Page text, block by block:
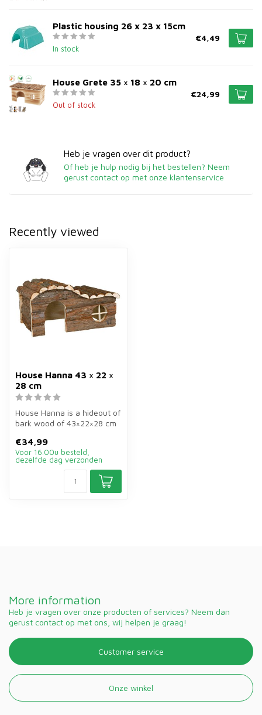
Plastic housing 26 x 23 x 15cm
In stock
€4,49
House Grete 35 × 18 × 20 cm
Out of stock
€24,99
Heb je vragen over dit product?
Of heb je hulp nodig bij het bestellen? Neem
gerust contact op met onze klantenservice
Recently viewed
House Hanna 43 × 22 ×
28 cm
House Hanna is a hideout of
bark wood of 43×22×28 cm
€34,99
Voor 16.00u besteld,
dezelfde dag verzonden
More information
Heb je vragen over onze producten of services? Neem dan
gerust contact op met ons, wij helpen je graag!
Customer service
Onze winkel